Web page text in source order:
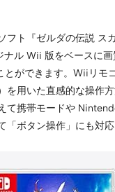
フト『ゼルダの伝説 ス
ナル Wii 版をベースに
ができます。Wiiリモ
を用いた直感的な操作
て携帯モードや
「ボタン操作」にも対応